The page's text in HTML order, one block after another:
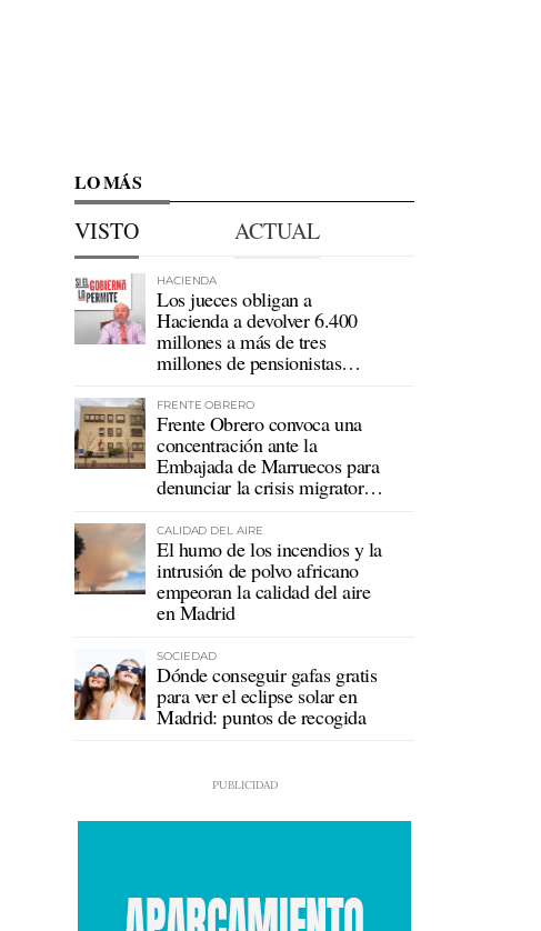
LO MÁS
VISTO ACTUAL
HACIENDA
Los jueces obligan a
Hacienda a devolver 6.400
millones a más de tres
millones de pensionistas
FRENTE OBRERO
Frente Obrero convoca una
concentración ante la
Embajada de Marruecos para
denunciar la crisis migratoria
CALIDAD DEL AIRE
El humo de los incendios y la
intrusión de polvo africano
empeoran la calidad del aire
en Madrid
SOCIEDAD
Dónde conseguir gafas gratis
para ver el eclipse solar en
Madrid: puntos de recogida